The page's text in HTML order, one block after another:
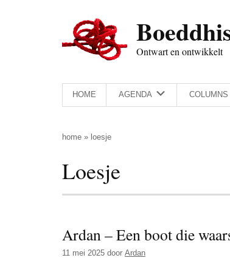
Ontwart en ontwikkelt
HOME AGENDA COLUMNS
home » loesje
Loesje
Ardan – Een boot die
11 mei 2025 door Ardan